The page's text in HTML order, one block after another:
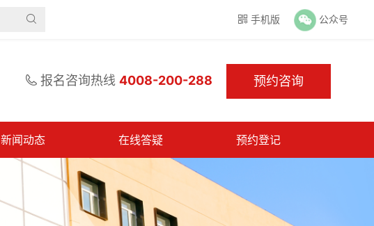
  手机版 公众号
 报名咨询热线 4008-200-288 预约咨询
新闻动态 在线答疑 预约登记